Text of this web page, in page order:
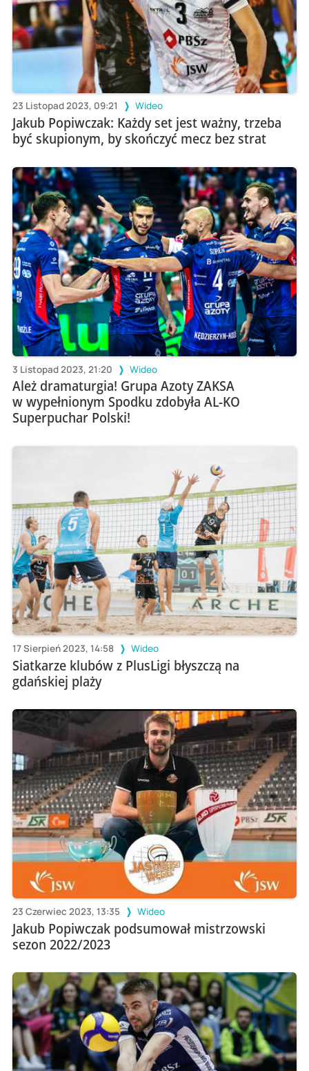
23 Listopad 2023, 09:21 Wideo
Jakub Popiwczak: Każdy set jest ważny, trzeba
być skupionym, by skończyć mecz bez strat
3 Listopad 2023, 21:20 Wideo
Ależ dramaturgia! Grupa Azoty ZAKSA
w wypełnionym Spodku zdobyła AL-KO
Superpuchar Polski!
17 Sierpień 2023, 14:58 Wideo
Siatkarze klubów z PlusLigi błyszczą na
gdańskiej plaży
23 Czerwiec 2023, 13:35 Wideo
Jakub Popiwczak podsumował mistrzowski
sezon 2022/2023